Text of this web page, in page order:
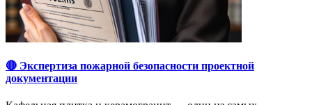
🔴 Экспертиза пожарной безопасности проектной
документации